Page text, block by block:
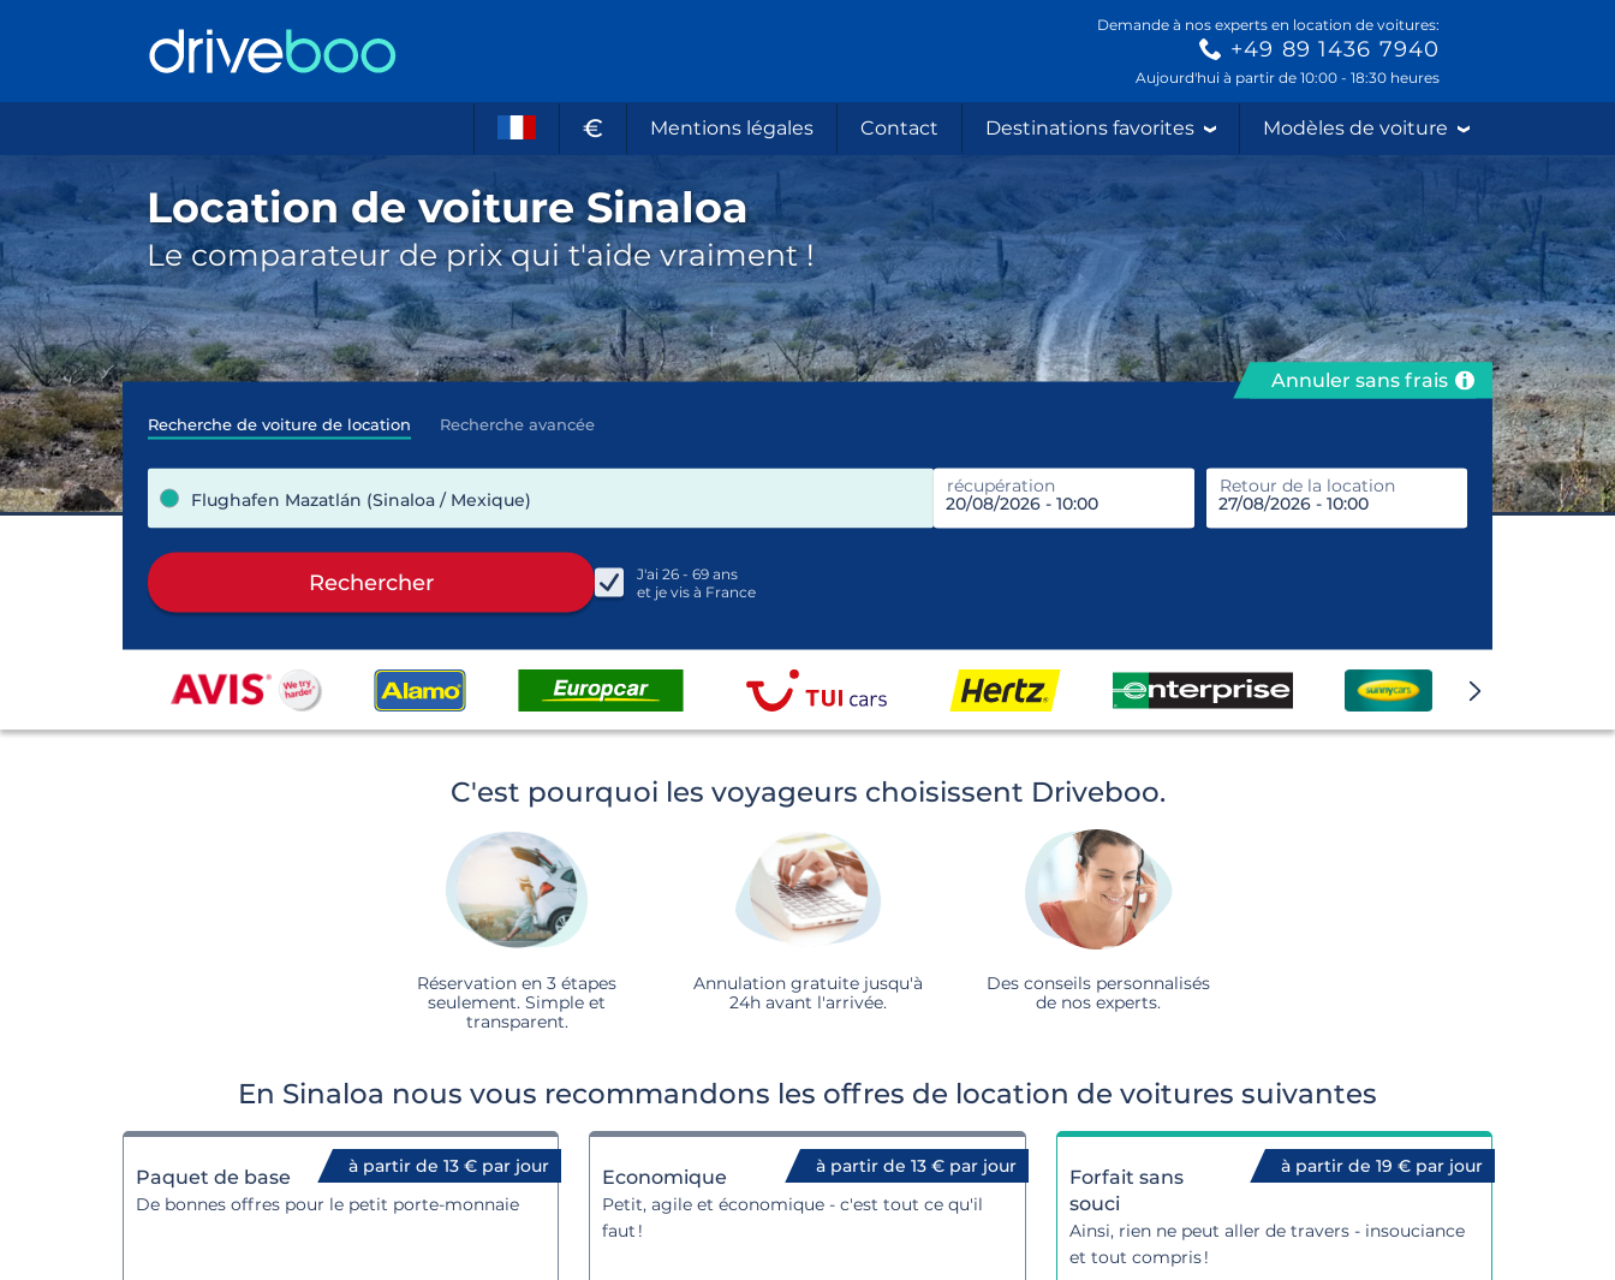
Demande à nos experts en location de voitures:
+49 89 1436 7940
Aujourd'hui à partir de 10:00 - 18:30 heures
€ Mentions légales Contact Destinations favorites Modèles de voiture
Location de voiture Sinaloa
Le comparateur de prix qui t'aide vraiment !
Annuler sans frais
Recherche de voiture de location Recherche avancée
Flughafen Mazatlán (Sinaloa / Mexique)
récupération Retour de la location
prendre
J'ai 26 - 69 ans
et je vis à France
Rechercher
C'est pourquoi les voyageurs choisissent Driveboo.
Réservation en 3 étapes
seulement. Simple et
transparent.
Annulation gratuite jusqu'à
24h avant l'arrivée.
Des conseils personnalisés
de nos experts.
En Sinaloa nous vous recommandons les offres de location de voitures suivantes
à partir de 13 € par jour
Paquet de base
De bonnes offres pour le petit porte-monnaie
à partir de 13 € par jour
Economique
Petit, agile et économique - c'est tout ce qu'il
faut !
à partir de 19 € par jour
Forfait sans
souci
Ainsi, rien ne peut aller de travers - insouciance
et tout compris !